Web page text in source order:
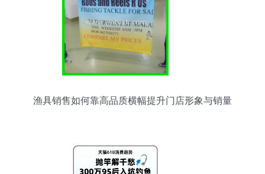
渔具销售如何靠高品质横幅提升门店形象与销量